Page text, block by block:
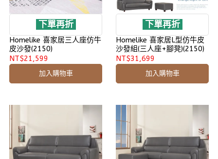
下單再折
Homelike 喜家居三人座仿牛
皮沙發(2150)
NT$21,599
加入購物車
下單再折
Homelike 喜家居L型仿牛皮
沙發組(三人座+腳凳)(2150)
NT$31,699
加入購物車